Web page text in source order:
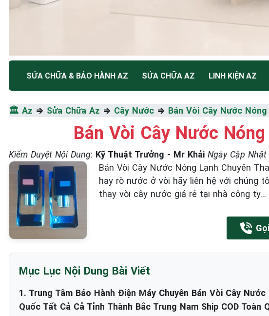
TRUNG TÂM BẢO HÀNH ĐIỆN MÁY HÀ NỘI
SỬA CHỮA & BẢO HÀNH
NƯỚC
Tốc Độ Tối Đa • Chất Lượng Tối Ưu • Chi Phí Tối Thiểu
☎️ 09.86.85.89.22
SỬA CHỮA & BẢO HÀNH AZ SỬA CHỮA AZ LINH KIỆN AZ
🏛️ Az ⇒ Sửa Chữa Az ⇒ Cây Nước ⇒ Bán Vòi Cây Nước
Bán Vòi Cây Nước
Kiểm Duyệt Nội Dung: Kỹ Thuật Trưởng - Mr Khải Ngày Cập
Bán Vòi Cây Nước Nóng Lạnh Chuyên
hay rò nước ở vòi hãy liên hệ với chúng
thay vòi cây nước giá rẻ tại nhà công ty...
Mục Lục Nội Dung Bài Viết
1. Trung Tâm Bảo Hành Điện Máy Chuyên Bán Vòi Cây
Quốc Tất Cả Cả Tỉnh Thành Bắc Trung Nam Ship COD Toàn